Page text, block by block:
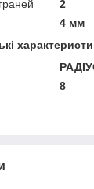
2
4 мм
8